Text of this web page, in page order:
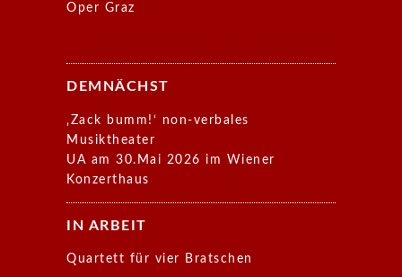
Oper Graz
DEMNÄCHST
‚Zack bumm!‘ non-verbales
Musiktheater
UA am 30.Mai 2026 im Wiener
Konzerthaus
IN ARBEIT
Quartett für vier Bratschen